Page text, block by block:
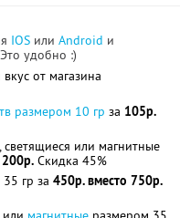
IOS или Android и
удобно :)
от магазина
размером 10 гр за 105р.
светящиеся или магнитные
200р. Скидка 45%
гр за 450р. вместо 750р.